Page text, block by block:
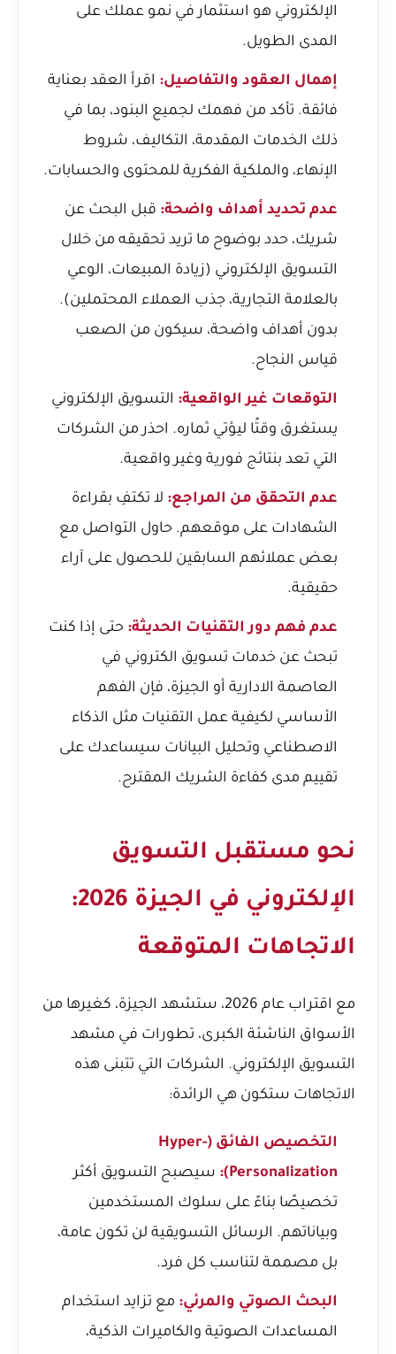
الإلكتروني هو استثمار في نمو عملك على
المدى الطويل.
إهمال العقود والتفاصيل: اقرأ العقد بعناية
فائقة. تأكد من فهمك لجميع البنود، بما في
ذلك الخدمات المقدمة، التكاليف، شروط
الإنهاء، والملكية الفكرية للمحتوى والحسابات.
عدم تحديد أهداف واضحة: قبل البحث عن
شريك، حدد بوضوح ما تريد تحقيقه من خلال
التسويق الإلكتروني (زيادة المبيعات، الوعي
بالعلامة التجارية، جذب العملاء المحتملين).
بدون أهداف واضحة، سيكون من الصعب
قياس النجاح.
التوقعات غير الواقعية: التسويق الإلكتروني
يستغرق وقتًا ليؤتي ثماره. احذر من الشركات
التي تعد بنتائج فورية وغير واقعية.
عدم التحقق من المراجع: لا تكتفِ بقراءة
الشهادات على موقعهم. حاول التواصل مع
بعض عملائهم السابقين للحصول على آراء
حقيقية.
عدم فهم دور التقنيات الحديثة: حتى إذا كنت
تبحث عن خدمات تسويق الكتروني في
العاصمة الادارية أو الجيزة، فإن الفهم
الأساسي لكيفية عمل التقنيات مثل الذكاء
الاصطناعي وتحليل البيانات سيساعدك على
تقييم مدى كفاءة الشريك المقترح.
نحو مستقبل التسويق
الإلكتروني في الجيزة 2026:
الاتجاهات المتوقعة
مع اقتراب عام 2026، ستشهد الجيزة، كغيرها من
الأسواق الناشئة الكبرى، تطورات في مشهد
التسويق الإلكتروني. الشركات التي تتبنى هذه
الاتجاهات ستكون هي الرائدة:
التخصيص الفائق (Hyper-
Personalization):
سيصبح التسويق أكثر
تخصيصًا بناءً على سلوك المستخدمين
وبياناتهم. الرسائل التسويقية لن تكون عامة،
بل مصممة لتناسب كل فرد.
البحث الصوتي والمرئي: مع تزايد استخدام
المساعدات الصوتية والكاميرات الذكية،